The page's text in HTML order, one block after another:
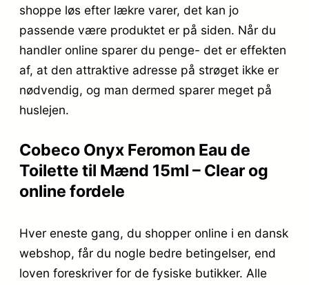
shoppe løs efter lækre varer, det kan jo
passende være produktet er på siden. Når du
handler online sparer du penge- det er effekten
af, at den attraktive adresse på strøget ikke er
nødvendig, og man dermed sparer meget på
huslejen.
Cobeco Onyx Feromon Eau de
Toilette til Mænd 15ml – Clear og
online fordele
Hver eneste gang, du shopper online i en dansk
webshop, får du nogle bedre betingelser, end
loven foreskriver for de fysiske butikker. Alle